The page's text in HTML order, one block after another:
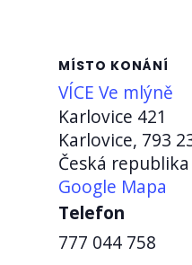
MÍSTO KONÁNÍ
VÍCE Ve mlýně
Karlovice 421
Karlovice, 793
Česká republika
Google Mapa
Telefon
777 044 758